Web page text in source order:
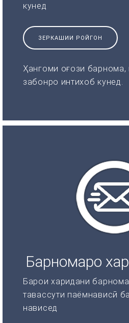
кунед
ЗЕРКАШИИ РОЙГОН
Ҳангоми оғози
забонро интихоб кунед.
Барномаро
Барои харидани
тавассути паёмнависӣ
нависед